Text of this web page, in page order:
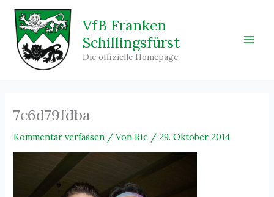
Zum
Inhalt
springen
VfB Franken
Schillingsfürst
Die offizielle Homepage
7c6d79fdba
Kommentar verfassen / VonRic / 29. Oktober 2014